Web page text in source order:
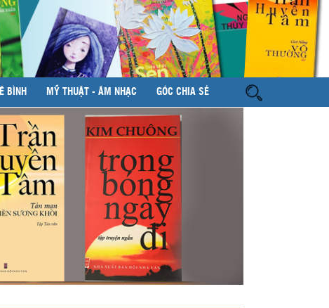
BÌNH MỸ THUẬT - ÂM NHẠC GÓC CHIA SẺ